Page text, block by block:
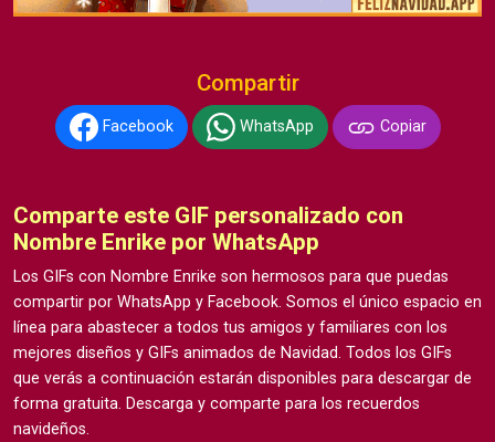
Compartir
Facebook WhatsApp Copiar
Comparte este GIF personalizado con
Nombre Enrike por WhatsApp
Los GIFs con Nombre Enrike son hermosos para que puedas
compartir por WhatsApp y Facebook. Somos el único espacio en
línea para abastecer a todos tus amigos y familiares con los
mejores diseños y GIFs animados de Navidad. Todos los GIFs
que verás a continuación estarán disponibles para descargar de
forma gratuita. Descarga y comparte para los recuerdos
navideños.